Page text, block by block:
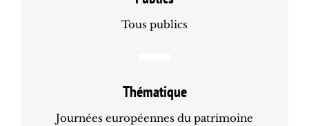
Tous publics
Thématique
Journées européennes du patrimoine